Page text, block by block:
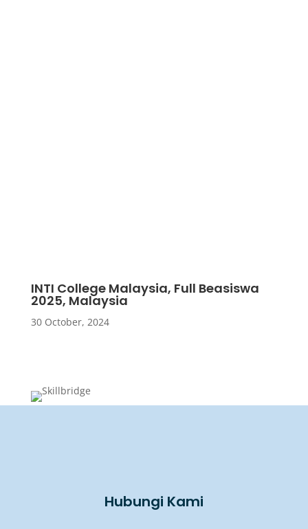
INTI College Malaysia, Full Beasiswa
2025, Malaysia
30 October, 2024
Hubungi Kami